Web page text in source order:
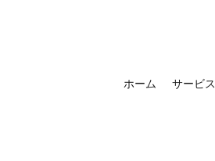
ホーム サービス